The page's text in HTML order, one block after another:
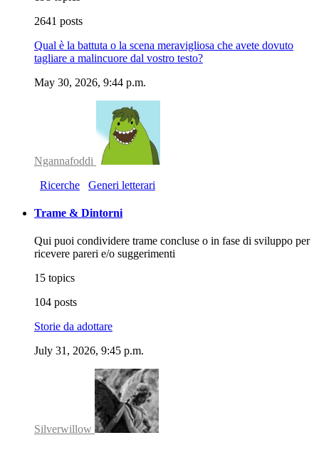
2641 posts
Qual è la battuta o la scena meravigliosa che avete dovuto
tagliare a malincuore dal vostro testo?
May 30, 2026, 9:44 p.m.
Ngannafoddi
Ricerche
Generi letterari
Trame & Dintorni
Qui puoi condividere trame concluse o in fase di sviluppo per
ricevere pareri e/o suggerimenti
15 topics
104 posts
Storie da adottare
July 31, 2026, 9:45 p.m.
Silverwillow